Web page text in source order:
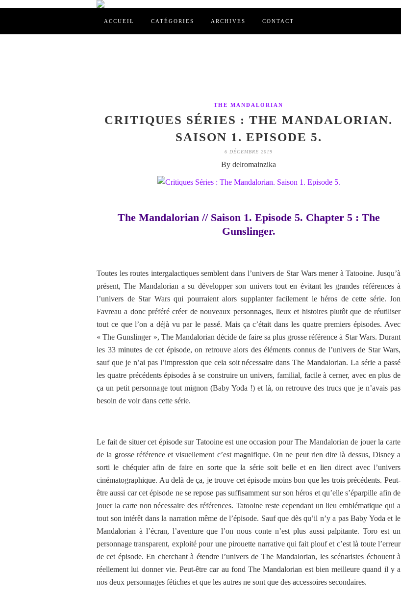
ACCUEIL CATÉGORIES ARCHIVES CONTACT
THE MANDALORIAN
CRITIQUES SÉRIES : THE MANDALORIAN.
SAISON 1. EPISODE 5.
6 DÉCEMBRE 2019
By delromainzika
The Mandalorian // Saison 1. Episode 5. Chapter 5 : The
Gunslinger.
Toutes les routes intergalactiques semblent dans l’univers de Star Wars mener à Tatooine. Jusqu’à
présent, The Mandalorian a su développer son univers tout en évitant les grandes références à
l’univers de Star Wars qui pourraient alors supplanter facilement le héros de cette série. Jon
Favreau a donc préféré créer de nouveaux personnages, lieux et histoires plutôt que de réutiliser
tout ce que l’on a déjà vu par le passé. Mais ça c’était dans les quatre premiers épisodes. Avec
« The Gunslinger », The Mandalorian décide de faire sa plus grosse référence à Star Wars. Durant
les 33 minutes de cet épisode, on retrouve alors des éléments connus de l’univers de Star Wars,
sauf que je n’ai pas l’impression que cela soit nécessaire dans The Mandalorian. La série a passé
les quatre précédents épisodes à se construire un univers, familial, facile à cerner, avec en plus de
ça un petit personnage tout mignon (Baby Yoda !) et là, on retrouve des trucs que je n’avais pas
besoin de voir dans cette série.
Le fait de situer cet épisode sur Tatooine est une occasion pour The Mandalorian de jouer la carte
de la grosse référence et visuellement c’est magnifique. On ne peut rien dire là dessus, Disney a
sorti le chéquier afin de faire en sorte que la série soit belle et en lien direct avec l’univers
cinématographique. Au delà de ça, je trouve cet épisode moins bon que les trois précédents. Peut-
être aussi car cet épisode ne se repose pas suffisamment sur son héros et qu’elle s’éparpille afin de
jouer la carte non nécessaire des références. Tatooine reste cependant un lieu emblématique qui a
tout son intérêt dans la narration même de l’épisode. Sauf que dès qu’il n’y a pas Baby Yoda et le
Mandalorian à l’écran, l’aventure que l’on nous conte n’est plus aussi palpitante. Toro est un
personnage transparent, exploité pour une pirouette narrative qui fait plouf et c’est là toute l’erreur
de cet épisode. En cherchant à étendre l’univers de The Mandalorian, les scénaristes échouent à
réellement lui donner vie. Peut-être car au fond The Mandalorian est bien meilleure quand il y a
nos deux personnages fétiches et que les autres ne sont que des accessoires secondaires.